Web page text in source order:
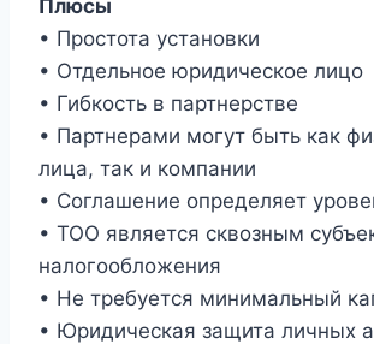
Плюсы
• Простота установки
• Отдельное юридическое лицо
• Гибкость в партнерстве
• Партнерами могут быть как
лица, так и компании
• Соглашение определяет
• ТОО является сквозным
налогообложения
• Не требуется минимальный
• Юридическая защита личных